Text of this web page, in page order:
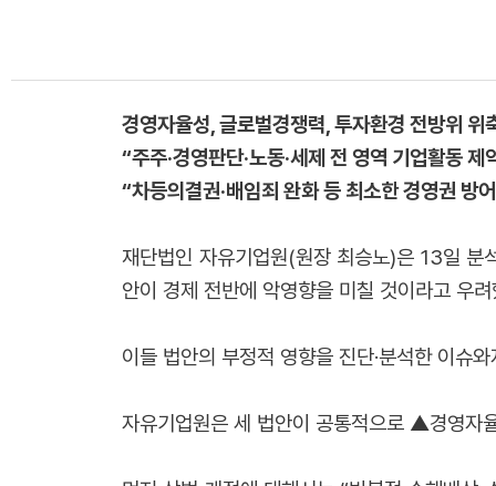
경영자율성, 글로벌경쟁력, 투자환경 전방위 위
“주주·경영판단·노동·세제 전 영역 기업활동 제
“차등의결권·배임죄 완화 등 최소한 경영권 방
재단법인 자유기업원(원장 최승노)은 13일
안이 경제 전반에 악영향을 미칠 것이라고 우려
이들 법안의 부정적 영향을 진단·분석한 이슈
자유기업원은 세 법안이 공통적으로 ▲경영